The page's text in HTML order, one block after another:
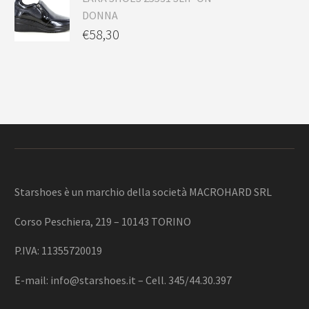
DONNA
€58,30
Starshoes è un marchio della società MACROHARD SRL
Corso Peschiera, 219 – 10143 TORINO
P.IVA: 11355720019
E-mail: info@starshoes.it – Cell. 345/44.30.397